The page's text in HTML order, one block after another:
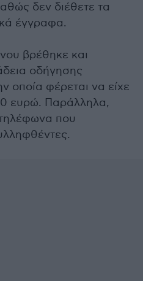
δεν διέθετε τα
έγγραφα.
βρέθηκε και
οδήγησης
οποία φέρεται να είχε
ευρώ. Παράλληλα,
που